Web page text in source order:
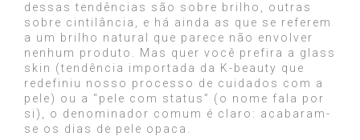
dessas tendências são sobre brilho, outras
sobre cintilância, e há ainda as que se referem
a um brilho natural que parece não envolver
nenhum produto. Mas quer você prefira a glass
skin (tendência importada da K-beauty que
redefiniu nosso processo de cuidados com a
pele) ou a “pele com status” (o nome fala por
si), o denominador comum é claro: acabaram-
se os dias de pele opaca.